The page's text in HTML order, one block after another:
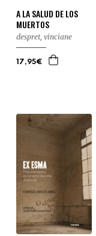
A LA SALUD DE LOS
MUERTOS
despret, vinciane
17,95€